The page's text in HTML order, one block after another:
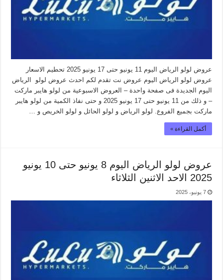
عروض لولو الرياض اليوم 11 يونيو حتى 17 يونيو 2025 تحطيم الاسعار
عروض لولو الرياض اليوم عروض نت تقدم لكم احدث عروض لولو الرياض
اليوم الجديدة فى صفحة واحدة – العروض الاسبوعية من لولو هايبر ماركت
– و ذلك من 11 يونيو حتى 17 يونيو 2025 و حتى نفاذ الكمية من لولو هايبر
ماركت بجميع الفروع. لولو الرياض و لولو الحائل و لولو الخريص و …
أكمل القراءة »
عروض لولو الرياض اليوم 8 يونيو حتى 10 يونيو
2025 الاحد الاثنين الثلاثاء
7 يونيو، 2025